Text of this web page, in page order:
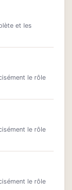
et les
le rôle
le rôle
le rôle